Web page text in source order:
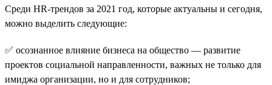
Среди HR-трендов за 2021 год, которые актуальны и сегодня,
можно выделить следующие:
✅ осознанное влияние бизнеса на общество — развитие
проектов социальной направленности, важных не только для
имиджа организации, но и для сотрудников;